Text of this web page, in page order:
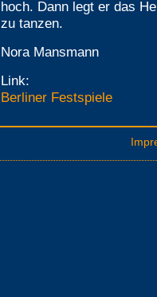
hoch. Dann legt er das
zu tanzen.
Nora Mansmann
Link:
Berliner Festspiele